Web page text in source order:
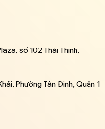
số 102 Thái Thịnh,
Phường Tân Định, Quận 1